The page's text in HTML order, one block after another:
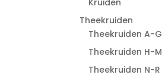
Kruiden
Theekruiden
Theekruiden A-G
Theekruiden H-M
Theekruiden N-R